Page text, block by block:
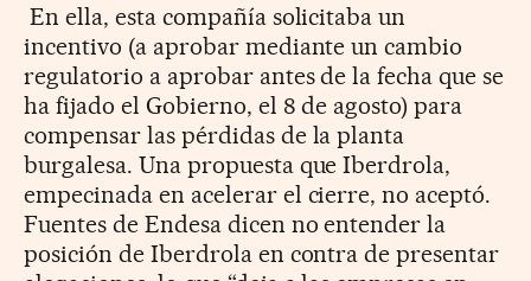
En ella, esta compañía solicitaba un
incentivo (a aprobar mediante un cambio
regulatorio a aprobar antes de la fecha que se
ha fijado el Gobierno, el 8 de agosto) para
compensar las pérdidas de la planta
burgalesa. Una propuesta que Iberdrola,
empecinada en acelerar el cierre, no aceptó.
Fuentes de Endesa dicen no entender la
posición de Iberdrola en contra de presentar